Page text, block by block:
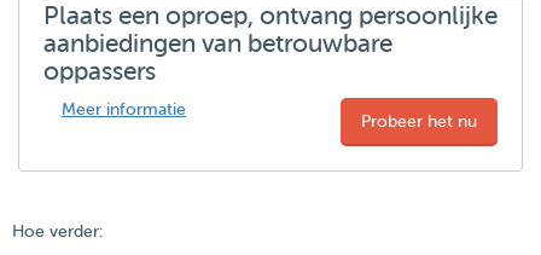
Plaats een oproep, ontvang persoonlijke
aanbiedingen van betrouwbare
oppassers
Meer informatie
Probeer het nu
Hoe verder: